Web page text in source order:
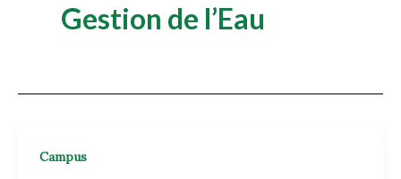
Gestion de l’Eau
Campus